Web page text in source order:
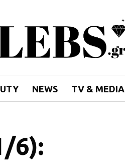
NEWS TV & MEDIA
6):